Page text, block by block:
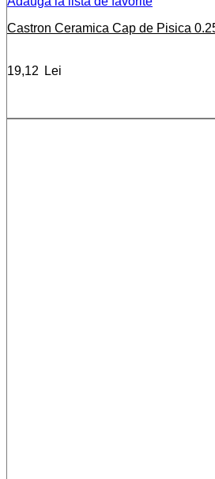
Castron Ceramica Cap de Pisica
19,12 Lei